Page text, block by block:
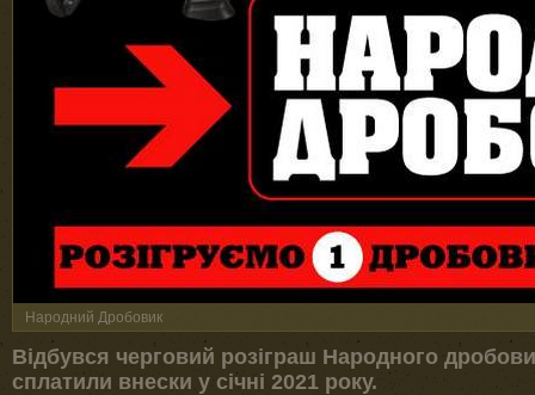
Народний Дробовик
Відбувся черговий розіграш Народного
сплатили внески у січні 2021 року.